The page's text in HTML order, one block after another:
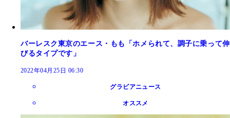
バーレスク東京のエース・もも「ホメられて、調子に乗って伸
びるタイプです」
2022年04月25日 06:30
グラビアニュース
オススメ